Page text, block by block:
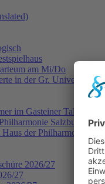
am Mi/Do
in der Gr.
im Gasteiner Tal
Salzburg
der Philharmonie
2026/27
27